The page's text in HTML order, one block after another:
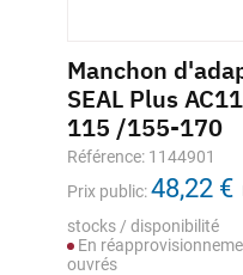
Manchon
SEAL Plus
115 /155-170
Référence: 1144901
Prix public:48,22 €
stocks / disponibilité
En
ouvrés